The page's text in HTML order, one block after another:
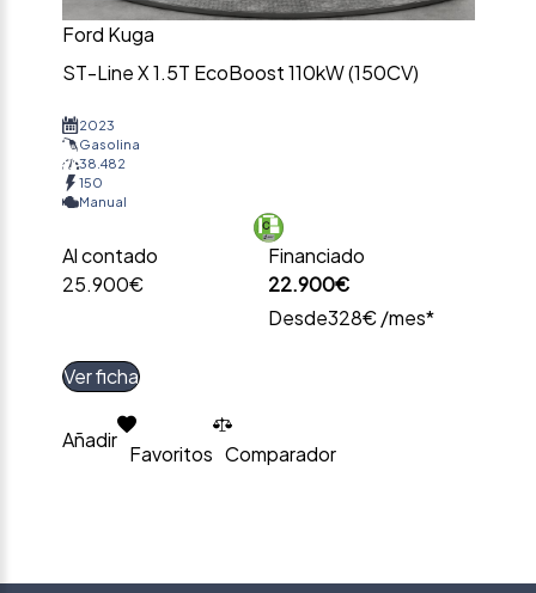
Ford Kuga
ST-Line X 1.5T EcoBoost 110kW (150CV)
2023
Gasolina
38.482
150
Manual
Al contado
25.900€
Financiado
22.900€
Desde328€ /mes*
Ver ficha
Añadir
Favoritos Comparador